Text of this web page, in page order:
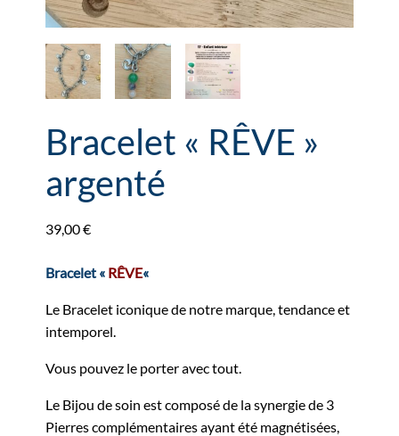
Bracelet « RÊVE »
argenté
39,00€
Bracelet « RÊVE«
Le Bracelet iconique de notre marque, tendance et
intemporel.
Vous pouvez le porter avec tout.
Le Bijou de soin est composé de la synergie de 3
Pierres complémentaires ayant été magnétisées,